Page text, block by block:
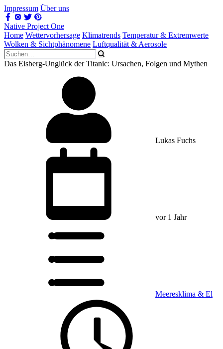
Impressum Über uns
Native Project One
Home Wettervorhersage Klimatrends Temperatur & Extremwerte
Wolken & Sichtphänomene Luftqualität & Aerosole
Das Eisberg-Unglück der Titanic: Ursachen, Folgen und Mythen
Lukas Fuchs
vor 1 Jahr
Meeresklima & El